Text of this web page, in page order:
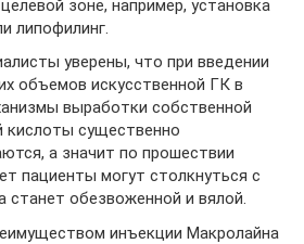
зоне, например, установка
липофилинг.
уверены, что при введении
объемов искусственной ГК в
выработки собственной
кислоты существенно
а значит по прошествии
пациенты могут столкнуться с
станет обезвоженной и вялой.
инъекции Макролайна